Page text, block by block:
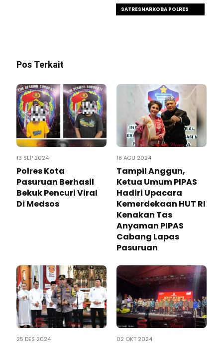
SATRESNARKOBA POLRES
Pos Terkait
13 SEP 2024
Polres Kota
Pasuruan Berhasil
Bekuk Pencuri Viral
Di Medsos
18 AGU 2024
Tampil Anggun,
Ketua Umum PIPAS
Hadiri Upacara
Kemerdekaan HUT RI
Kenakan Tas
Anyaman PIPAS
Cabang Lapas
Pasuruan
25 DES 2024 02 OKT 2024